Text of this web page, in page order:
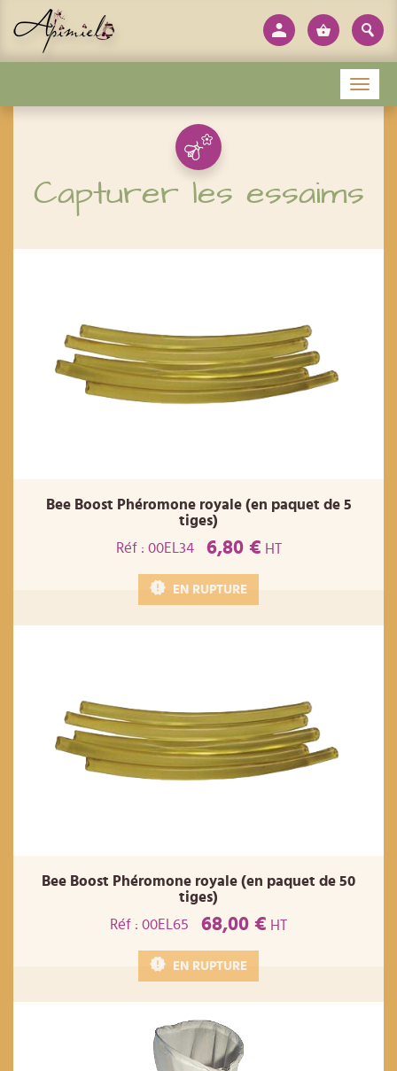
Capturer les essaims
Bee Boost Phéromone royale (en paquet de 5
tiges)
Réf : 00EL34
6,80 € HT
EN RUPTURE
Bee Boost Phéromone royale (en paquet de 50
tiges)
Réf : 00EL65
68,00 € HT
EN RUPTURE
Menu
Panneau de gestion des cookies